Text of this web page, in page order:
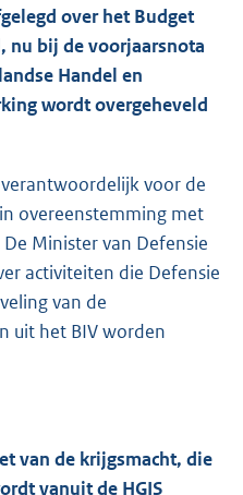
over het Budget
nu bij de voorjaarsnota
Handel en
wordt overgeheveld
voor de
overeenstemming met
Minister van Defensie
activiteiten die Defensie
van de
uit het BIV worden
van de krijgsmacht, die
vanuit de HGIS